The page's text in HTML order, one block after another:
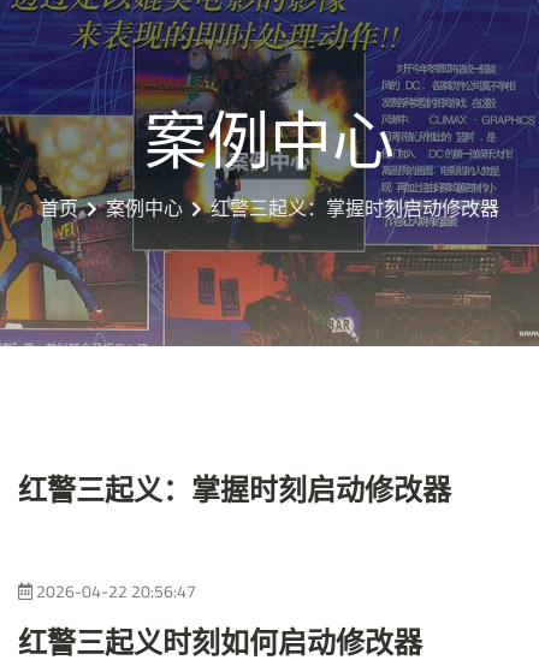
案例中心
首页 案例中心 红警三起义：掌握时刻启动修改器
红警三起义：掌握时刻启动修改器
2026-04-22 20:56:47
红警三起义时刻如何启动修改器